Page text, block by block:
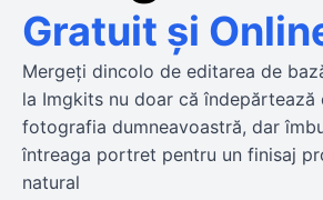
Gratuit și
Mergeți dincolo de editarea de
la Imgkits nu doar că îndepărtează
fotografia dumneavoastră, dar
întreaga portret pentru un finisaj
natural